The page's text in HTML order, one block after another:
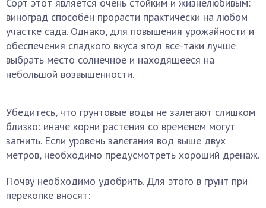
виноград способен прорасти практически на любом
участке сада. Однако, для повышения урожайности и
обеспечения сладкого вкуса ягод все-таки лучше
выбрать место солнечное и находящееся на
небольшой возвышенности.
Убедитесь, что грунтовые воды не залегают слишком
близко: иначе корни растения со временем могут
загнить. Если уровень залегания вод выше двух
метров, необходимо предусмотреть хороший дренаж.
Почву необходимо удобрить. Для этого в грунт при
перекопке вносят: